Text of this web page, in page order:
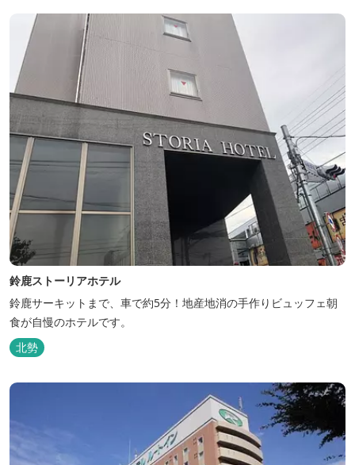
鈴鹿ストーリアホテル
鈴鹿サーキットまで、車で約5分！地産地消の手作りビュッフェ朝
食が自慢のホテルです。
北勢